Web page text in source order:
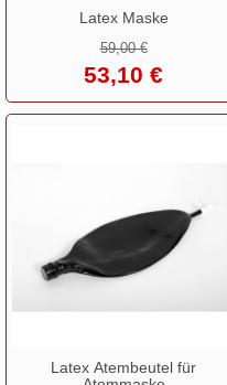
Latex Maske
59,00 €
53,10 €
Latex Atembeutel für